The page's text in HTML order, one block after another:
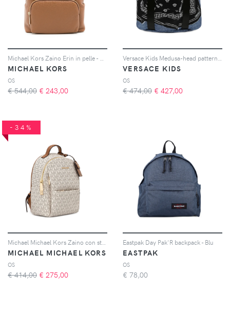
MICHAEL KORS
OS
€ 544,00 € 243,00
VERSACE KIDS
OS
€ 474,00 € 427,00
-34%
MICHAEL MICHAEL KORS
OS
€ 414,00 € 275,00
Eastpak Day Pak'R backpack - Blu
EASTPAK
OS
€ 78,00